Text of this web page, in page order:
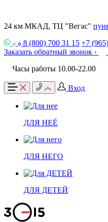
24 км МКАД, ТЦ "Вегас"
8 (800) 700 31 15 +7
Заказать обратный звонок ›
Часы работы 10.00-22.00
Вход
ДЛЯ НЕЁ
ДЛЯ НЕГО
ДЛЯ ДЕТЕЙ